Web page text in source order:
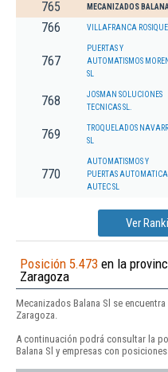
765 MECANIZADOS
766 VILLAFRANCA ROSIQUE
767
PUERTAS Y
AUTOMATISMOS
SL
768
JOSMAN SOLUCIONES
TECNICAS SL.
769
TROQUELADOS
SL
770
AUTOMATISMOS Y
PUERTAS
AUTEC SL
Ver
Posición 5.473 en la
Zaragoza
Mecanizados Balana Sl se
Zaragoza.
A continuación podrá consultar la
Balana Sl y empresas con